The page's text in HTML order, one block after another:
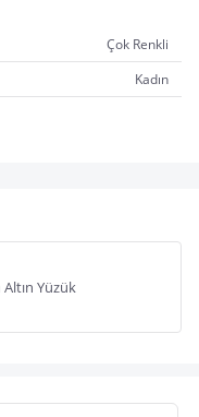
Çok Renkli
Kadın
Yüzük